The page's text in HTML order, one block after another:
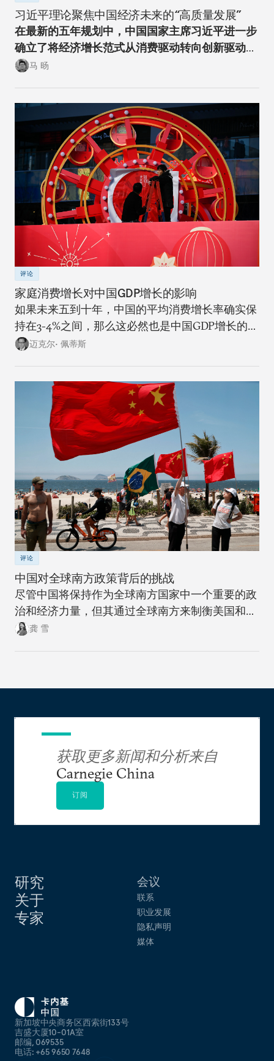
习近平理论聚焦中国经济未来的“高质量发展”
在最新的五年规划中，中国国家主席习近平进一步
确立了将经济增长范式从消费驱动转向创新驱动的
经济转型方向。
马 旸
评论
家庭消费增长对中国GDP增长的影响
如果未来五到十年，中国的平均消费增长率确实保
持在3-4%之间，那么这必然也是中国GDP增长的上
限。迈克尔• 佩蒂斯
评论
中国对全球南方政策背后的挑战
尽管中国将保持作为全球南方国家中一个重要的政
治和经济力量，但其通过全球南方来制衡美国和全
球北方的雄心计划远非十拿九稳。
龚 雪
新加坡中央商务区西索街133号
吉盛大厦10-01A室
邮编, 069535
电话: +65 9650 7648
研究
关于
专家
会议
联系
职业发展
隐私声明
媒体
获取更多新闻和分析来自
Carnegie China
订阅